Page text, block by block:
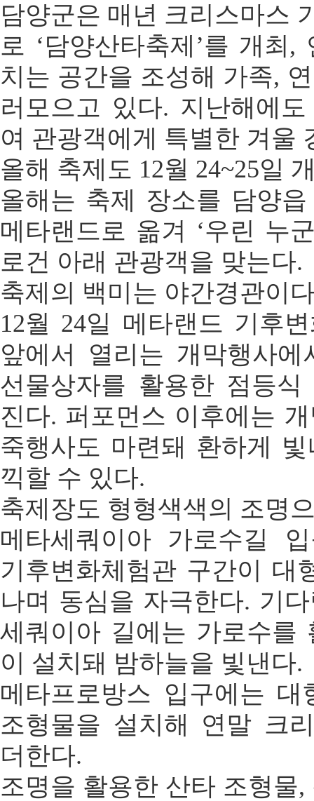
담양군은 매년 크리스마스
로 ‘담양산타축제’를 개최
치는 공간을 조성해 가족,
러모으고 있다. 지난해에
여 관광객에게 특별한 겨울
올해 축제도 12월 24~25일
올해는 축제 장소를 담양
메타랜드로 옮겨 ‘우린 누
로건 아래 관광객을 맞는다.
축제의 백미는 야간경관이
12월 24일 메타랜드 기후
앞에서 열리는 개막행사
선물상자를 활용한 점등
진다. 퍼포먼스 이후에는
죽행사도 마련돼 환하게
끽할 수 있다.
축제장도 형형색색의 조명
메타세쿼이아 가로수길
기후변화체험관 구간이 대
나며 동심을 자극한다. 기
세쿼이아 길에는 가로수를
이 설치돼 밤하늘을 빛낸다.
메타프로방스 입구에는
조형물을 설치해 연말 크
더한다.
조명을 활용한 산타 조형물